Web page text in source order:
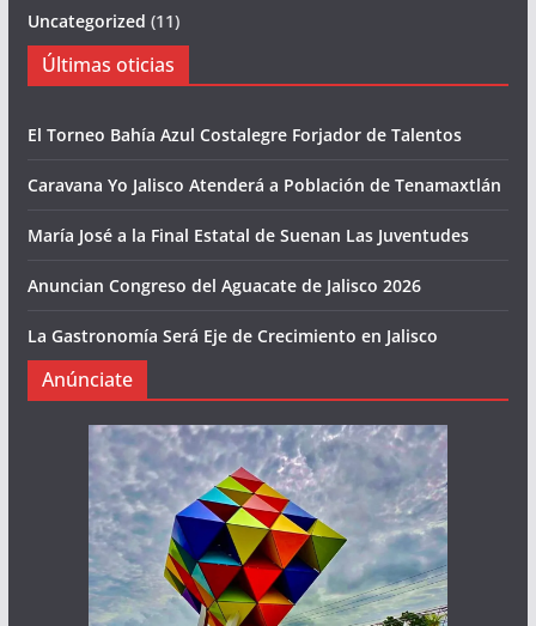
Uncategorized (11)
Últimas oticias
El Torneo Bahía Azul Costalegre Forjador de Talentos
Caravana Yo Jalisco Atenderá a Población de Tenamaxtlán
María José a la Final Estatal de Suenan Las Juventudes
Anuncian Congreso del Aguacate de Jalisco 2026
La Gastronomía Será Eje de Crecimiento en Jalisco
Anúnciate